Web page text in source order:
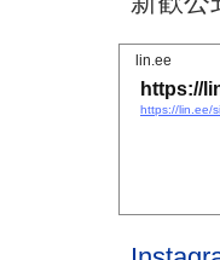
lin.ee
https://
https://lin.ee/